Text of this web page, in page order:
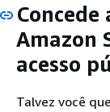
Concede
Amazon
acesso
Talvez você